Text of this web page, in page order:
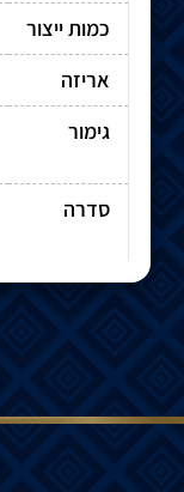
כמות ייצור
אריזה
גימור
סדרה